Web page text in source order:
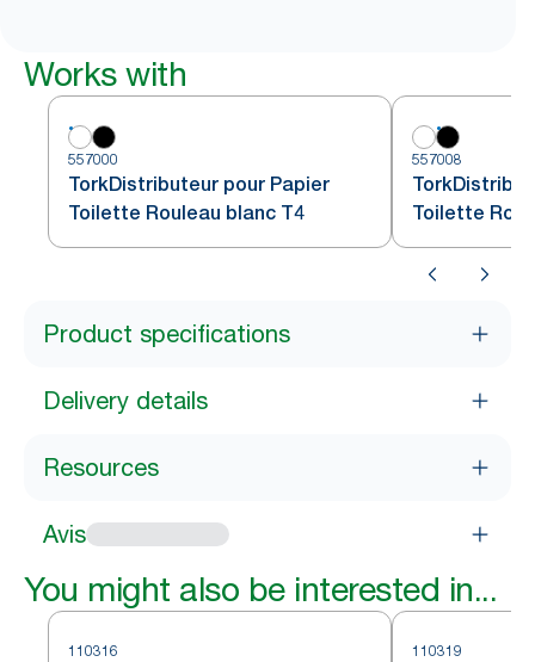
Works with
557000
TorkDistributeur pour Papier
Toilette Rouleau blanc T4
557008
Toilette
Product specifications
Delivery details
Resources
Avis
You might also be interested in...
110316 110319